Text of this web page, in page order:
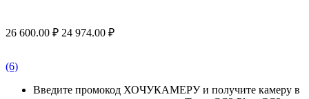
26 600.00 ₽ 24 974.00 ₽
(6)
Введите промокод ХОЧУКАМЕРУ и получите камеру в